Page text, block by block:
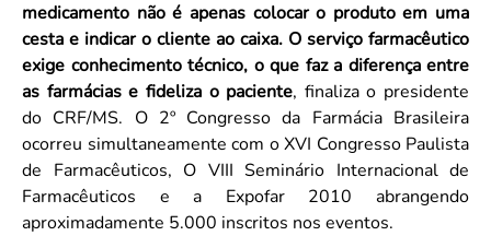
medicamento não é apenas colocar o produto em uma
cesta e indicar o cliente ao caixa. O serviço farmacêutico
exige conhecimento técnico, o que faz a diferença entre
as farmácias e fideliza o paciente, finaliza o presidente
do CRF/MS. O 2º Congresso da Farmácia Brasileira
ocorreu simultaneamente com o XVI Congresso Paulista
de Farmacêuticos, O VIII Seminário Internacional de
Farmacêuticos e a Expofar 2010 abrangendo
aproximadamente 5.000 inscritos nos eventos.